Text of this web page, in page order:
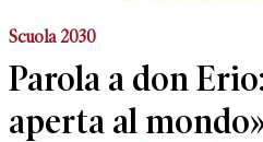
Scuola 2030
Parola a don
aperta al